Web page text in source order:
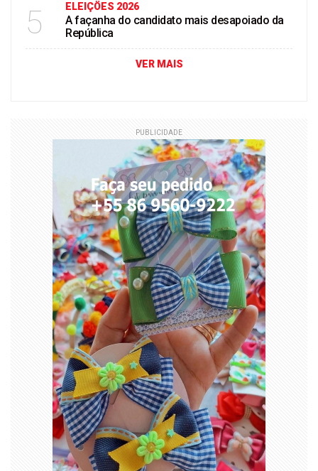
5 ELEIÇÖES 2026
A façanha do candidato mais desapoiado da
República
VER MAIS
PUBLICIDADE